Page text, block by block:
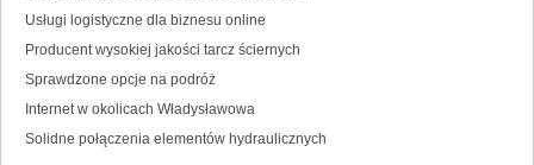
Usługi logistyczne dla biznesu online
Producent wysokiej jakości tarcz ściernych
Sprawdzone opcje na podróż
Internet w okolicach Władysławowa
Solidne połączenia elementów hydraulicznych